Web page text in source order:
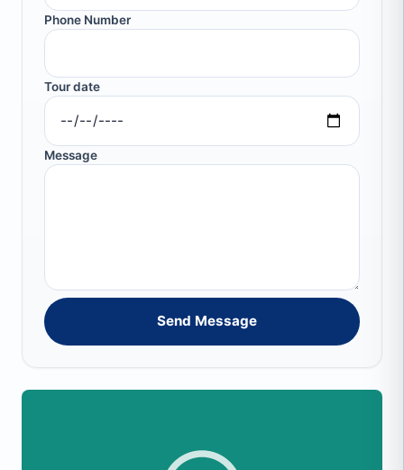
Phone Number
Tour date
Message
Send Message